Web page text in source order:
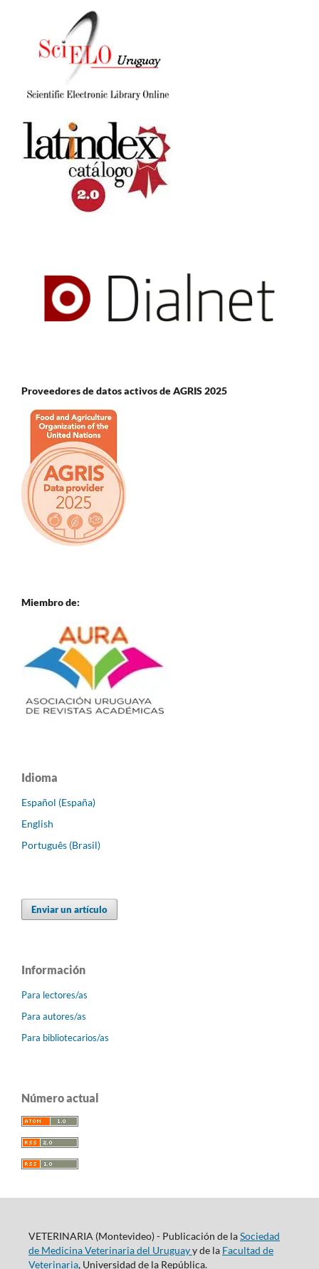
Proveedores de datos activos de AGRIS 2025
Miembro de:
Idioma
Español (España)
English
Português (Brasil)
Enviar un artículo
Información
Para lectores/as
Para autores/as
Para bibliotecarios/as
Número actual
VETERINARIA (Montevideo) - Publicación de laSociedad
de Medicina Veterinaria del Uruguayy de la Facultad de
Veterinaria, Universidad de la República.